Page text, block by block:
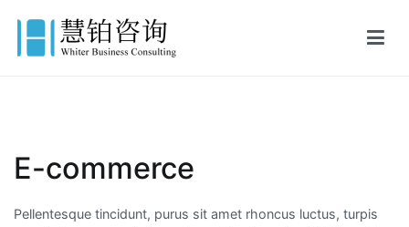
E-commerce
Pellentesque tincidunt, purus sit amet rhoncus luctus, turpis